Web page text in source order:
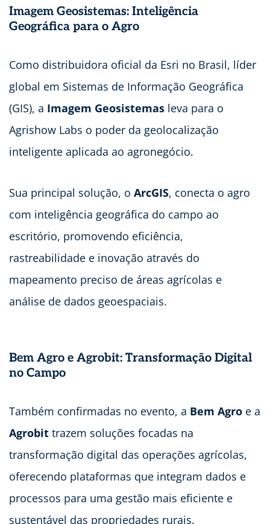
Imagem Geosistemas: Inteligência
Geográfica para o Agro
Como distribuidora oficial da Esri no Brasil, líder
global em Sistemas de Informação Geográfica
(GIS), a Imagem Geosistemas leva para o
Agrishow Labs o poder da geolocalização
inteligente aplicada ao agronegócio.
Sua principal solução, o ArcGIS, conecta o agro
com inteligência geográfica do campo ao
escritório, promovendo eficiência,
rastreabilidade e inovação através do
mapeamento preciso de áreas agrícolas e
análise de dados geoespaciais.
Bem Agro e Agrobit: Transformação Digital
no Campo
Também confirmadas no evento, a Bem Agro e a
Agrobit trazem soluções focadas na
transformação digital das operações agrícolas,
oferecendo plataformas que integram dados e
processos para uma gestão mais eficiente e
sustentável das propriedades rurais.